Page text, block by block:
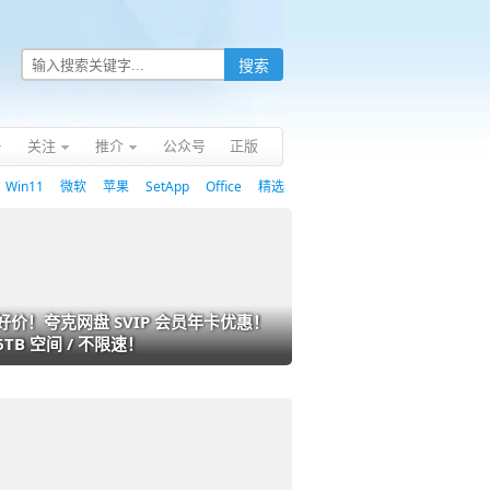
关注 推介 公众号 正版
Win11 微软 苹果 SetApp Office 精选
价！夸克网盘 SVIP 会员年卡优惠！
空间 / 不限速！